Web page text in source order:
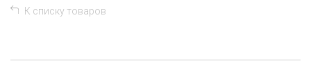
К списку товаров